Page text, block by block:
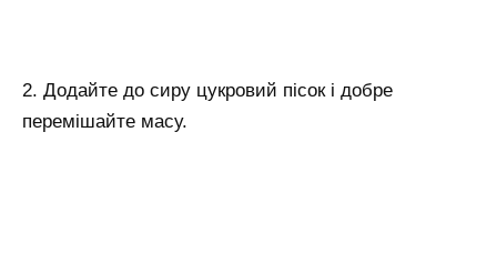
2. Додайте до сиру цукровий пісок і добре
перемішайте масу.